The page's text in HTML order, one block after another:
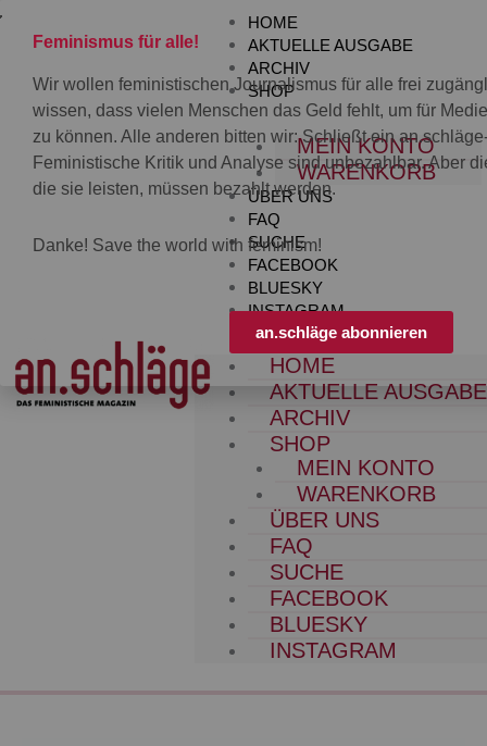
Inhalt
HOME
AKTUELLE AUSGABE
ARCHIV
SHOP
MEIN KONTO
WARENKORB
ÜBER UNS
FAQ
SUCHE
FACEBOOK
BLUESKY
INSTAGRAM
HOME
AKTUELLE AUSGABE
ARCHIV
SHOP
MEIN KONTO
WARENKORB
ÜBER UNS
FAQ
SUCHE
FACEBOOK
BLUESKY
INSTAGRAM
Feminismus für alle!
Wir wollen feministischen Journalismus für alle frei
wissen, dass vielen Menschen das Geld fehlt, um für
zu können. Alle anderen bitten wir: Schließt ein
Feministische Kritik und Analyse sind unbezahlbar. Aber
die sie leisten, müssen bezahlt werden.
Danke! Save the world with feminism!
an.schläge abonnieren